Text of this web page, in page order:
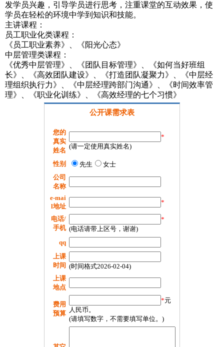
发学员兴趣，引导学员进行思考，注重课堂的互动效果，使
学员在轻松的环境中学到知识和技能。
主讲课程：
员工职业化类课程：
《员工职业素养》、《阳光心态》
中层管理类课程：
《优秀中层管理》、《团队目标管理》、《如何当好班组
长》、《高效团队建设》、《打造团队凝聚力》、《中层经
理组织执行力》、《中层经理跨部门沟通》、《时间效率管
理》、《职业化训练》、《高效经理的七个习惯》
公开课需求表
您的
真实
姓名
*
(请一定使用真实姓名)
性别 先生
女士
公司
名称
e-mai
l地址
*
电话/
手机
*
(电话请带上区号，谢谢)
qq
上课
时间 (时间格式2026-02-04)
上课
地点
费用
预算
*元
人民币。
(请填写数字，不需要填写单位。)